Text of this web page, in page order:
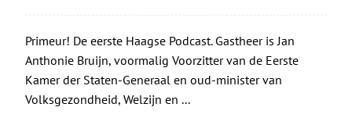
Primeur! De eerste Haagse Podcast. Gastheer is Jan
Anthonie Bruijn, voormalig Voorzitter van de Eerste
Kamer der Staten-Generaal en oud-minister van
Volksgezondheid, Welzijn en ...